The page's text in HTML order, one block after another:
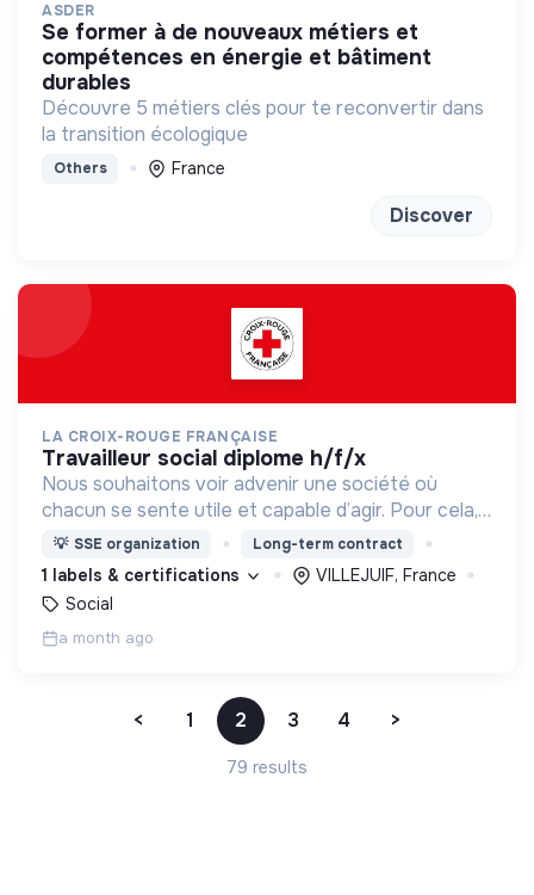
ASDER
se former à de nouveaux métiers et
compétences en énergie et bâtiment
durables
Découvre 5 métiers clés pour te reconvertir dans
la transition écologique
Others France
Discover
LA CROIX-ROUGE FRANÇAISE
travailleur social diplome h/f/x
Nous souhaitons voir advenir une société où
chacun se sente utile et capable d’agir. Pour cela,
nous proposons des moyens et des lieux
d’engagement innovants et adaptés à tous.
💡 SSE organization Long-term contract
1 labels & certifications
VILLEJUIF, France
Social
a month ago
< 1 2 3 4 >
79 results